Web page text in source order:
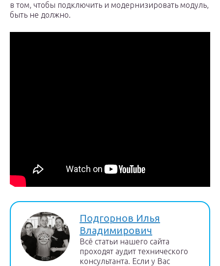
в том, чтобы подключить и модернизировать модуль,
быть не должно.
Подгорнов Илья
Владимирович
Всё статьи нашего сайта
проходят аудит технического
консультанта. Если у Вас